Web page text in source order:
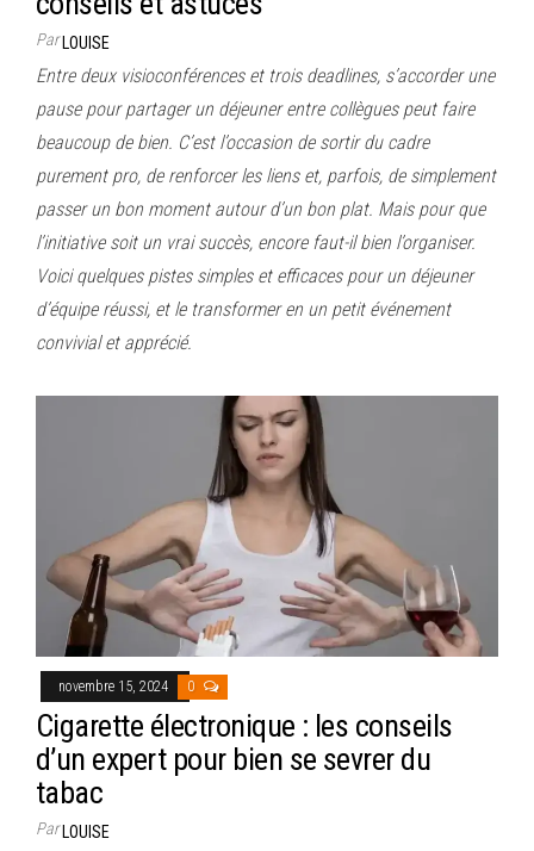
ParLOUISE
Entre deux visioconférences et trois deadlines, s’accorder une
pause pour partager un déjeuner entre collègues peut faire
beaucoup de bien. C’est l’occasion de sortir du cadre
purement pro, de renforcer les liens et, parfois, de simplement
passer un bon moment autour d’un bon plat. Mais pour que
l’initiative soit un vrai succès, encore faut-il bien l’organiser.
Voici quelques pistes simples et efficaces pour un déjeuner
d’équipe réussi, et le transformer en un petit événement
convivial et apprécié.
novembre 15, 2024 0
Cigarette électronique : les conseils
d’un expert pour bien se sevrer du
tabac
ParLOUISE